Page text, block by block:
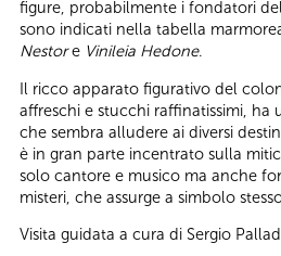
figure, probabilmente i fondatori
sono indicati nella tabella
Nestore Vinileia Hedone.
Il ricco apparato figurativo del
affreschi e stucchi raffinatissimi, ha
che sembra alludere ai diversi
è in gran parte incentrato sulla
solo cantore e musico ma anche
misteri, che assurge a simbolo
Visita guidata a cura di Sergio